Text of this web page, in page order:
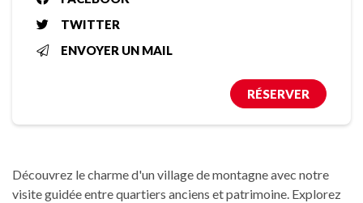
TWITTER
ENVOYER UN MAIL
RÉSERVER
Découvrez le charme d'un village de montagne avec notre
visite guidée entre quartiers anciens et patrimoine. Explorez